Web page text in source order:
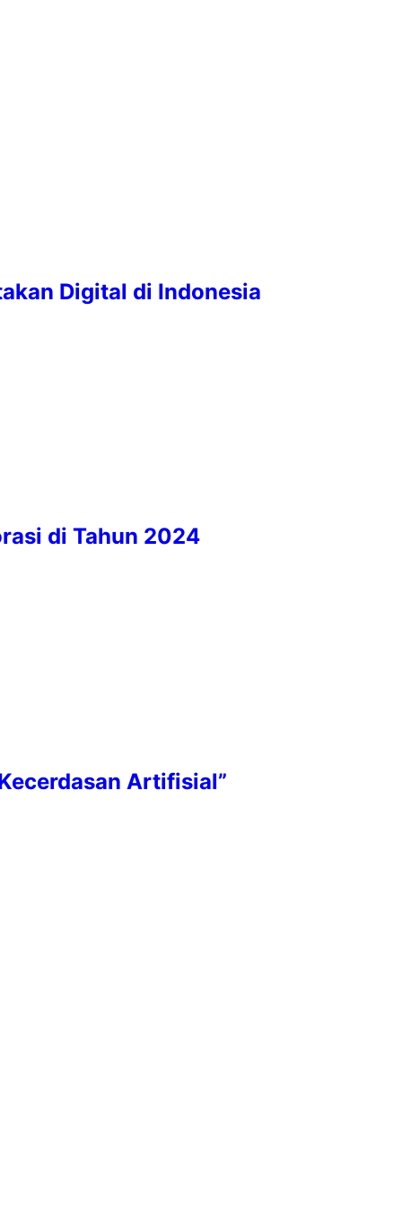
Digital di Indonesia
di Tahun 2024
Artifisial”